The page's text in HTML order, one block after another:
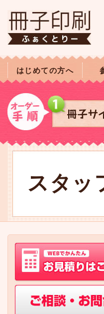
はじめての方へ
スタッ